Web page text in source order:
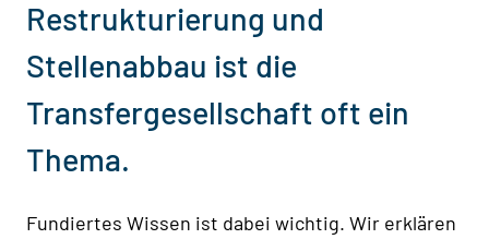
Restrukturierung und
Stellenabbau ist die
Transfergesellschaft oft ein
Thema.
Fundiertes Wissen ist dabei wichtig. Wir erklären